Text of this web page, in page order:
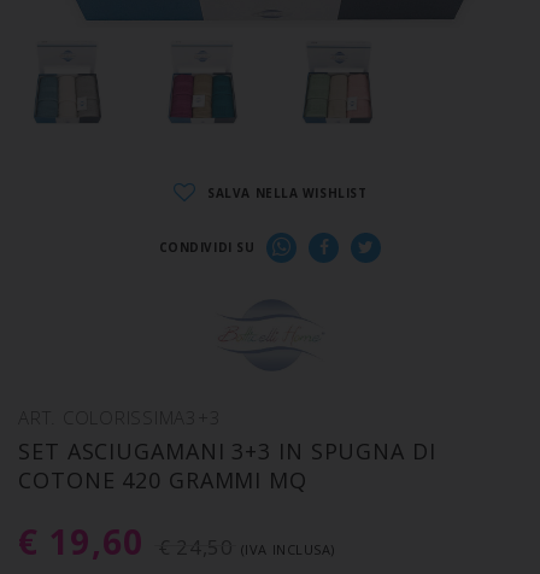
SALVA NELLA WISHLIST
CONDIVIDI SU
SET ASCIUGAMANI 3+3 IN SPUGNA DI
COTONE 420 GRAMMI MQ
€ 19,60 (IVA INCLUSA)